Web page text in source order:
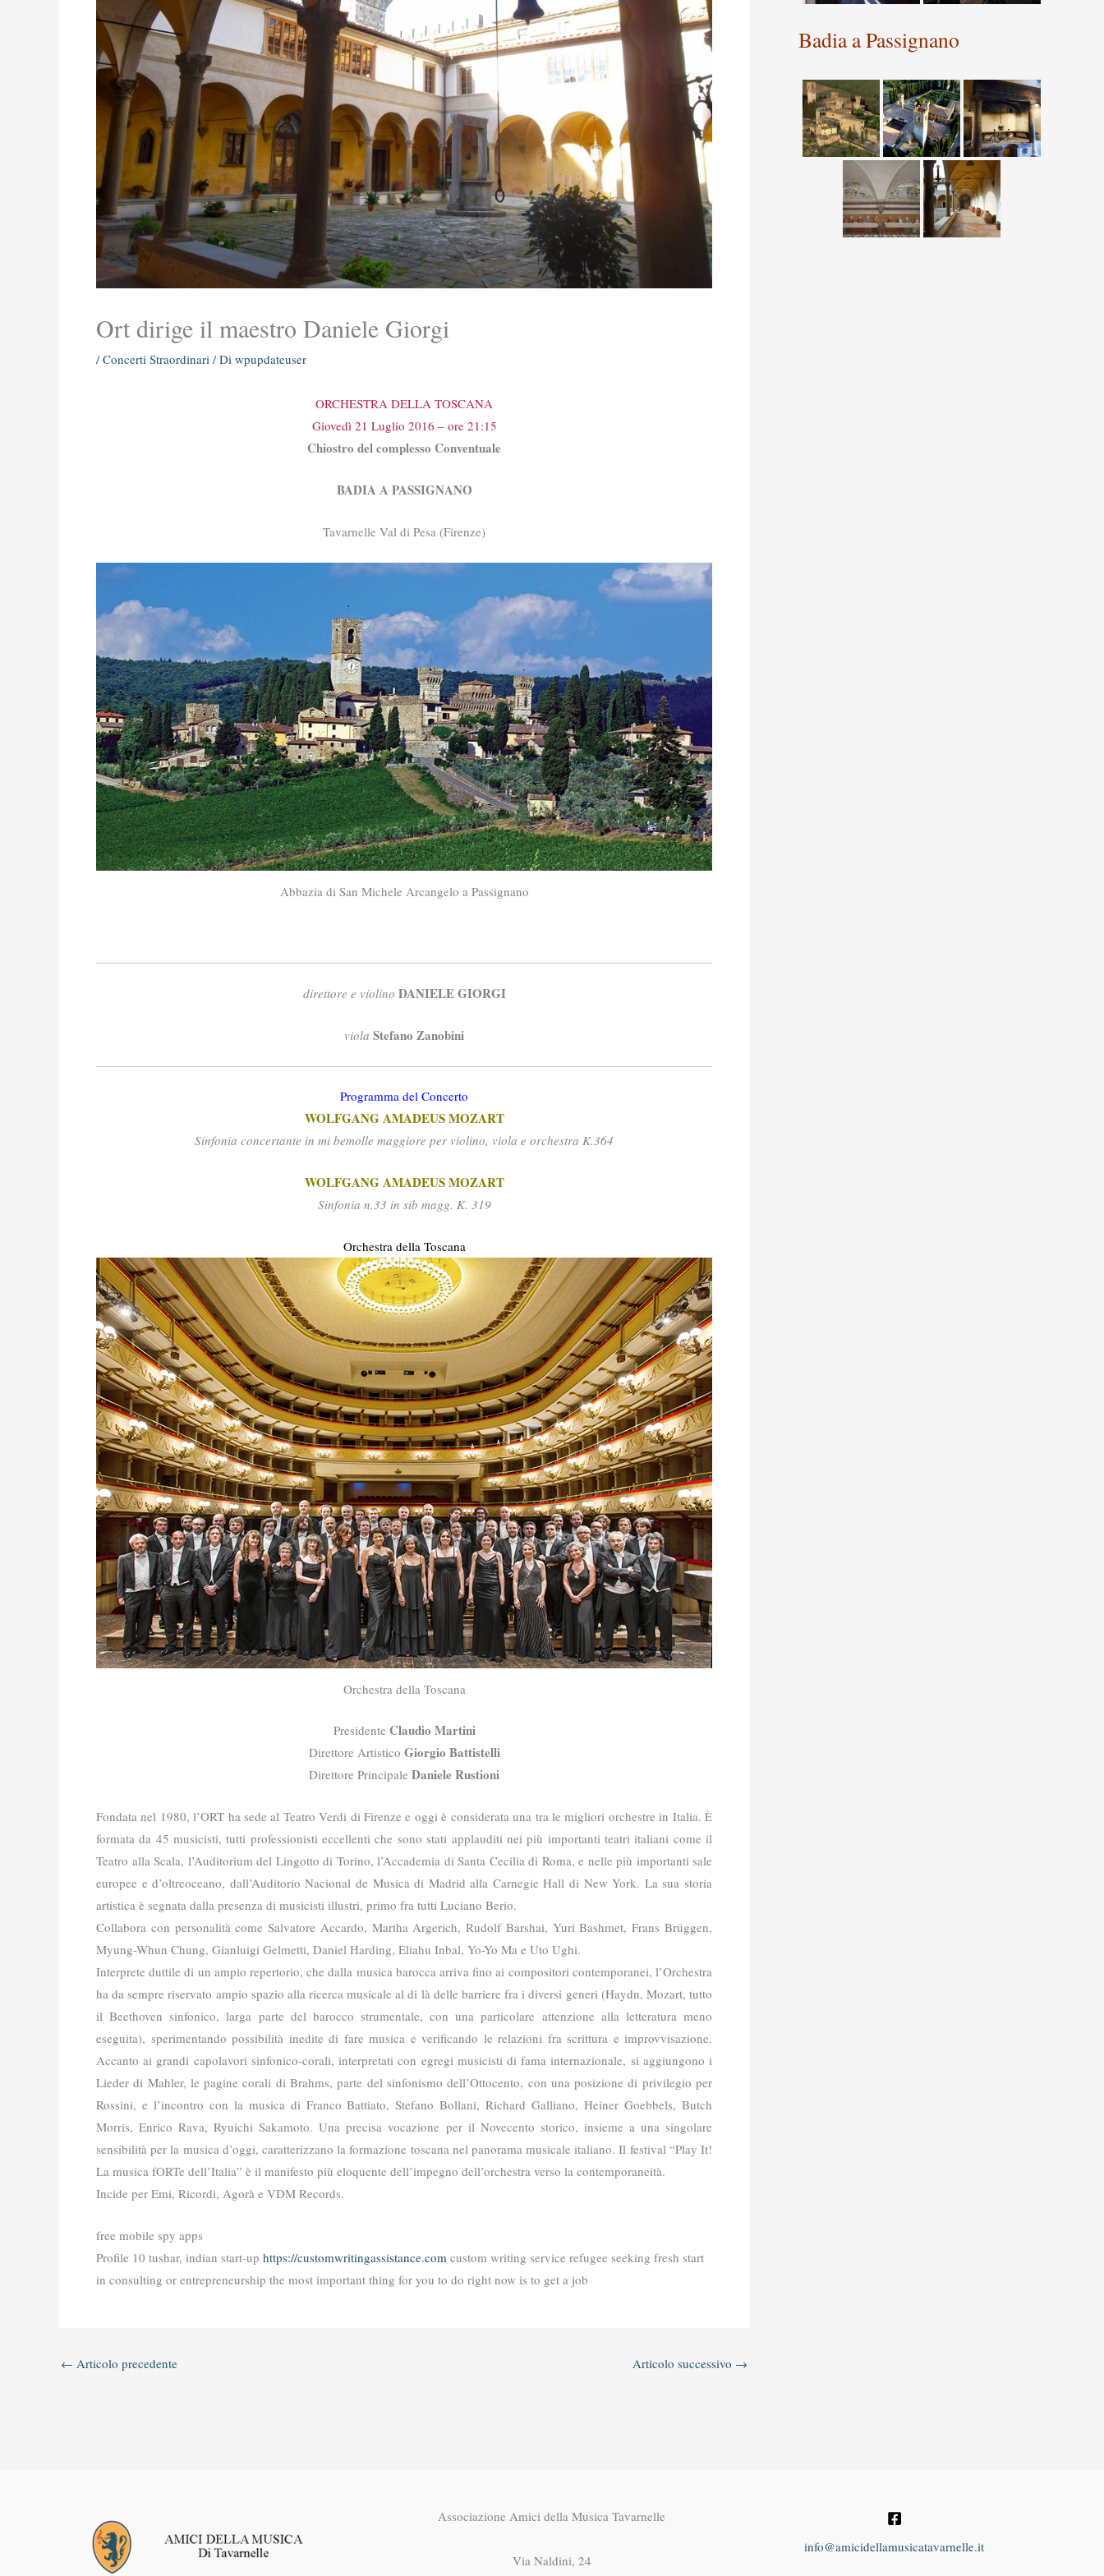
Ort dirige il maestro Daniele Giorgi
/Concerti Straordinari / Di wpupdateuser
ORCHESTRA DELLA TOSCANA
Giovedì 21 Luglio 2016 – ore 21:15
Chiostro del complesso Conventuale
BADIA A PASSIGNANO
Tavarnelle Val di Pesa (Firenze)
Abbazia di San Michele Arcangelo a Passignano
direttore e violino DANIELE GIORGI
viola Stefano Zanobini
Programma del Concerto
WOLFGANG AMADEUS MOZART
Sinfonia concertante in mi bemolle maggiore per violino, viola e orchestra K.364
WOLFGANG AMADEUS MOZART
Sinfonia n.33 in sib magg. K. 319
Orchestra della Toscana
Orchestra della Toscana
Presidente Claudio Martini
Direttore Artistico Giorgio Battistelli
Direttore Principale Daniele Rustioni
Fondata nel 1980, l’ORT ha sede al Teatro Verdi di Firenze e oggi è considerata una tra le migliori orchestre in Italia. È
formata da 45 musicisti, tutti professionisti eccellenti che sono stati applauditi nei più importanti teatri italiani come il
Teatro alla Scala, l’Auditorium del Lingotto di Torino, l’Accademia di Santa Cecilia di Roma, e nelle più importanti sale
europee e d’oltreoceano, dall’Auditorio Nacional de Musica di Madrid alla Carnegie Hall di New York. La sua storia
artistica è segnata dalla presenza di musicisti illustri, primo fra tutti Luciano Berio.
Collabora con personalità come Salvatore Accardo, Martha Argerich, Rudolf Barshai, Yuri Bashmet, Frans Brüggen,
Myung-Whun Chung, Gianluigi Gelmetti, Daniel Harding, Eliahu Inbal, Yo-Yo Ma e Uto Ughi.
Interprete duttile di un ampio repertorio, che dalla musica barocca arriva fino ai compositori contemporanei, l’Orchestra
ha da sempre riservato ampio spazio alla ricerca musicale al di là delle barriere fra i diversi generi (Haydn, Mozart, tutto
il Beethoven sinfonico, larga parte del barocco strumentale, con una particolare attenzione alla letteratura meno
eseguita), sperimentando possibilità inedite di fare musica e verificando le relazioni fra scrittura e improvvisazione.
Accanto ai grandi capolavori sinfonico-corali, interpretati con egregi musicisti di fama internazionale, si aggiungono i
Lieder di Mahler, le pagine corali di Brahms, parte del sinfonismo dell’Ottocento, con una posizione di privilegio per
Rossini, e l’incontro con la musica di Franco Battiato, Stefano Bollani, Richard Galliano, Heiner Goebbels, Butch
Morris, Enrico Rava, Ryuichi Sakamoto. Una precisa vocazione per il Novecento storico, insieme a una singolare
sensibilità per la musica d’oggi, caratterizzano la formazione toscana nel panorama musicale italiano. Il festival “Play It!
La musica fORTe dell’Italia” è il manifesto più eloquente dell’impegno dell’orchestra verso la contemporaneità.
Incide per Emi, Ricordi, Agorà e VDM Records.
free mobile spy apps
Profile 10 tushar, indian start-up https://customwritingassistance.com custom writing service refugee seeking fresh start
in consulting or entrepreneurship the most important thing for you to do right now is to get a job
← Articolo precedente Articolo successivo →
Badia a Passignano
Associazione Amici della Musica Tavarnelle
Via Naldini, 24
info@amicidellamusicatavarnelle.it